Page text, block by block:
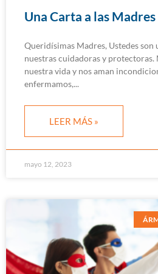
Una Carta a las Madres
Queridísimas Madres, Ustedes son
nuestras cuidadoras y protectoras.
nuestra vida y nos aman
enfermamos,
LEER MÁS »
mayo 12, 2023